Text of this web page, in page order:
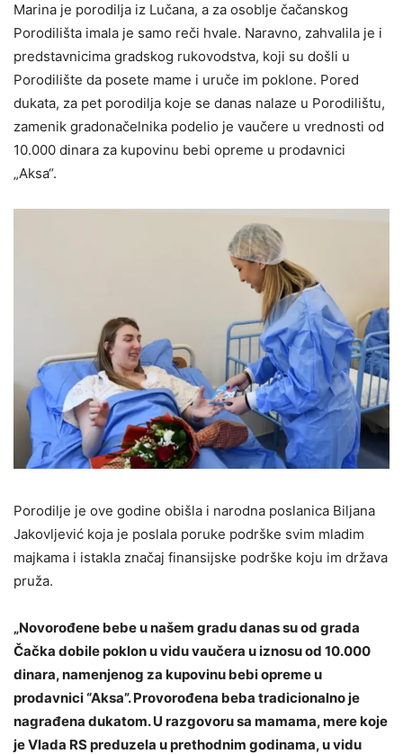
Marina je porodilja iz Lučana, a za osoblje čačanskog
Porodilišta imala je samo reči hvale. Naravno, zahvalila je i
predstavnicima gradskog rukovodstva, koji su došli u
Porodilište da posete mame i uruče im poklone. Pored
dukata, za pet porodilja koje se danas nalaze u Porodilištu,
zamenik gradonačelnika podelio je vaučere u vrednosti od
10.000 dinara za kupovinu bebi opreme u prodavnici
„Aksa“.
Porodilje je ove godine obišla i narodna poslanica Biljana
Jakovljević koja je poslala poruke podrške svim mladim
majkama i istakla značaj finansijske podrške koju im država
pruža.
„Novorođene bebe u našem gradu danas su od grada
Čačka dobile poklon u vidu vaučera u iznosu od 10.000
dinara, namenjenog za kupovinu bebi opreme u
prodavnici “Aksa”. Provorođena beba tradicionalno je
nagrađena dukatom. U razgovoru sa mamama, mere koje
je Vlada RS preduzela u prethodnim godinama, u vidu